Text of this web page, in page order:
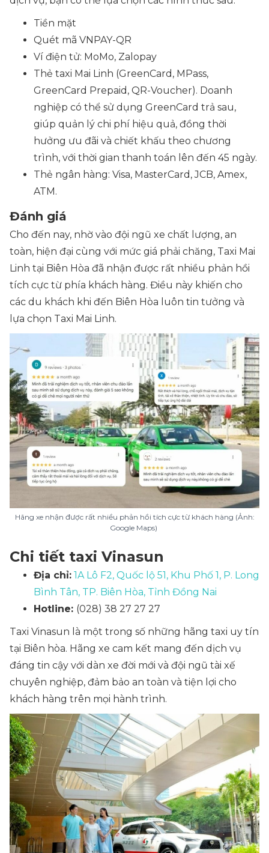
Tiền mặt
Quét mã VNPAY-QR
Ví điện tử: MoMo, Zalopay
Thẻ taxi Mai Linh (GreenCard, MPass,
GreenCard Prepaid, QR-Voucher). Doanh
nghiệp có thể sử dụng GreenCard trả sau,
giúp quản lý chi phí hiệu quả, đồng thời
hưởng ưu đãi và chiết khấu theo chương
trình, với thời gian thanh toán lên đến 45 ngày.
Thẻ ngân hàng: Visa, MasterCard, JCB, Amex,
ATM.
Đánh giá
Cho đến nay, nhờ vào đội ngũ xe chất lượng, an
toàn, hiện đại cùng với mức giá phải chăng, Taxi Mai
Linh tại Biên Hòa đã nhận được rất nhiều phản hồi
tích cực từ phía khách hàng. Điều này khiến cho
các du khách khi đến Biên Hòa luôn tin tưởng và
lựa chọn Taxi Mai Linh.
Hãng xe nhận được rất nhiều phản hồi tích cực từ khách hàng (Ảnh:
Google Maps)
Chi tiết taxi Vinasun
Địa chỉ: 1A Lô F2, Quốc lộ 51, Khu Phố 1, P. Long
Bình Tân, TP. Biên Hòa, Tỉnh Đồng Nai
Hotline: (028) 38 27 27 27
Taxi Vinasun là một trong số những hãng taxi uy tín
tại Biên hòa. Hãng xe cam kết mang đến dịch vụ
đáng tin cậy với dàn xe đời mới và đội ngũ tài xế
chuyên nghiệp, đảm bảo an toàn và tiện lợi cho
khách hàng trên mọi hành trình.